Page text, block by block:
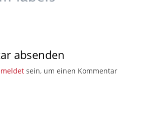
absenden
sein, um einen Kommentar